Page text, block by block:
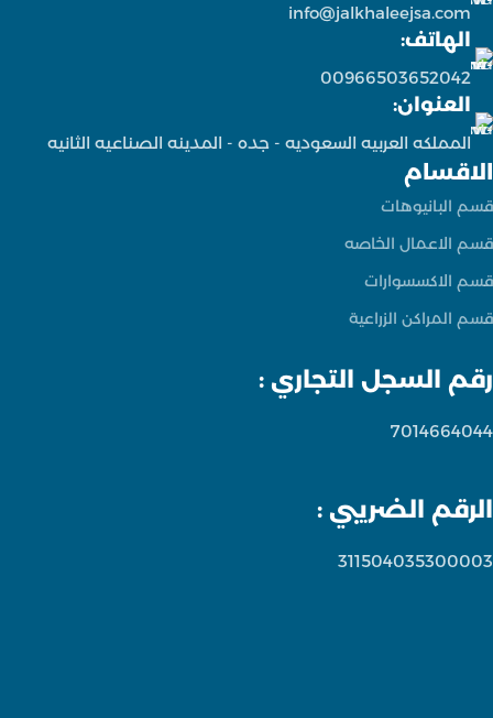
info@jalkhaleejsa.com
الهاتف:
00966503652042
العنوان:
المملكه العربيه السعوديه - جده - المدينه الصناعيه الثانيه
الاقسام
قسم البانيوهات
قسم الاعمال الخاصه
قسم الاكسسوارات
قسم المراكن الزراعية
رقم السجل التجاري :
7014664044
الرقم الضريبي :
311504035300003